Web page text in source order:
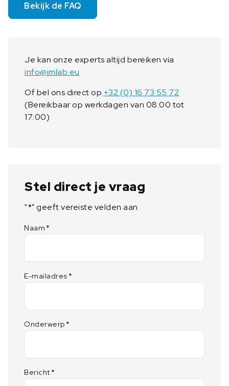
Bekijk de FAQ
Je kan onze experts altijd bereiken via
info@imlab.eu
Of bel ons direct op +32 (0) 16 73 55 72
(Bereikbaar op werkdagen van 08:00 tot
17:00)
Stel direct je vraag
"*" geeft vereiste velden aan
Naam *
E-mailadres *
Onderwerp *
Bericht *